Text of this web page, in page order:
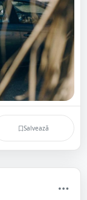
Salvează